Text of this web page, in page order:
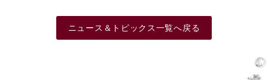
ニュース＆トピックス一覧へ戻る